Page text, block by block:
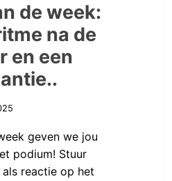
de week:
na de
en een
geven we jou
podium! Stuur
reactie op het